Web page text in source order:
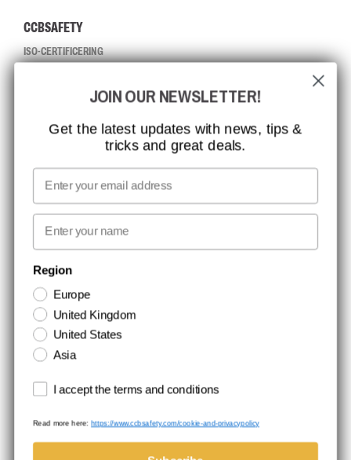
CCBSAFETY
ISO-CERTIFICERING
MISSION, VISION OG VÆRDIER
KONTAKT
JOB HOS CCBSAFETY
MEDIA
VI TAGER ANSVAR
NYHEDSBREV TILMELDING
Hold dig opdateret med gode tilbud og produktnyheder. Din e-mail
opbevares sikkert og du kan til enhver tid
Handelsbetingelser
Cookie- og privatlivspolitik
JOIN OUR NEWSLETTER!
Get the latest updates with news, tips &
tricks and great deals.
Email
First name
Region
Europe
United Kingdom
United States
Asia
Terms and conditions
I accept the terms and conditions
Read more here:https://www.ccbsafety.com/cookie-and-privacypolicy